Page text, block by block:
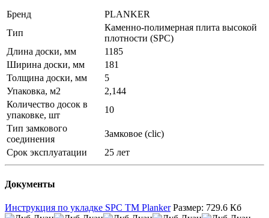
Бренд
PLANKER
Тип
Каменно-полимерная плита высокой
плотности (SPC)
Длина доски, мм
1185
Ширина доски, мм
181
Толщина доски, мм
5
Упаковка, м2
2,144
Количество досок в
упаковке, шт
10
Тип замкового
соединения
Замковое (clic)
Срок эксплуатации
25 лет
Документы
Инструкция по укладке SPC TM PlankerРазмер: 729.6 Кб